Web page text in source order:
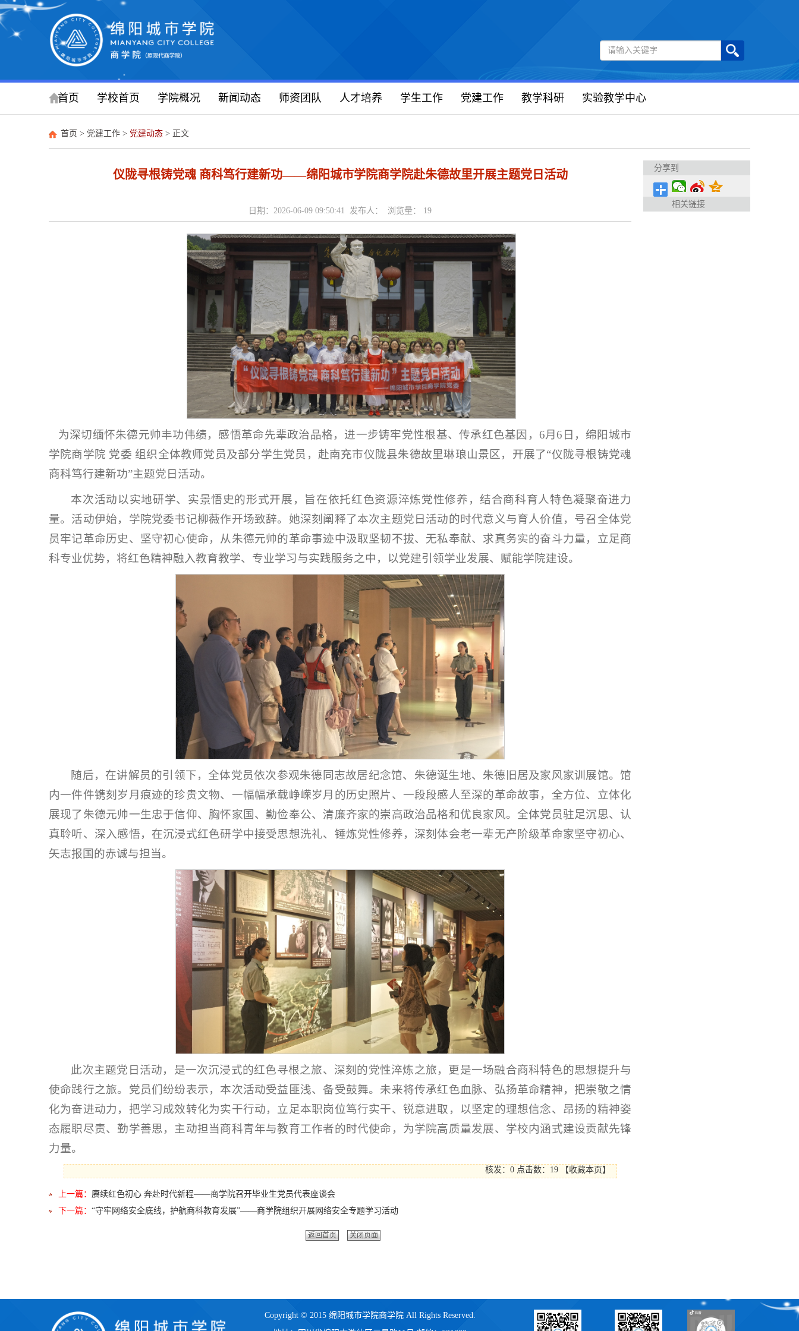
首页 学校首页 学院概况 新闻动态 师资团队 人才培养 学生工作 党建工作 教学科研 实验教学中心
首页 > 党建工作 > 党建动态 > 正文
仪陇寻根铸党魂 商科笃行建新功——绵阳城市学院商学院赴朱德故里开展主题党日活动
日期：2026-06-09 09:50:41 发布人： 浏览量： 19
为深切缅怀朱德元帅丰功伟绩，感悟革命先辈政治品格，进一步铸牢党性根基、传承红色基因，6月6日，绵阳城市
学院商学院 党委 组织全体教师党员及部分学生党员，赴南充市仪陇县朱德故里琳琅山景区，开展了“仪陇寻根铸党魂
商科笃行建新功”主题党日活动。
本次活动以实地研学、实景悟史的形式开展，旨在依托红色资源淬炼党性修养，结合商科育人特色凝聚奋进力
量。活动伊始，学院党委书记柳薇作开场致辞。她深刻阐释了本次主题党日活动的时代意义与育人价值，号召全体党
员牢记革命历史、坚守初心使命，从朱德元帅的革命事迹中汲取坚韧不拔、无私奉献、求真务实的奋斗力量，立足商
科专业优势，将红色精神融入教育教学、专业学习与实践服务之中，以党建引领学业发展、赋能学院建设。
随后，在讲解员的引领下，全体党员依次参观朱德同志故居纪念馆、朱德诞生地、朱德旧居及家风家训展馆。馆
内一件件镌刻岁月痕迹的珍贵文物、一幅幅承载峥嵘岁月的历史照片、一段段感人至深的革命故事，全方位、立体化
展现了朱德元帅一生忠于信仰、胸怀家国、勤俭奉公、清廉齐家的崇高政治品格和优良家风。全体党员驻足沉思、认
真聆听、深入感悟，在沉浸式红色研学中接受思想洗礼、锤炼党性修养，深刻体会老一辈无产阶级革命家坚守初心、
矢志报国的赤诚与担当。
此次主题党日活动，是一次沉浸式的红色寻根之旅、深刻的党性淬炼之旅，更是一场融合商科特色的思想提升与
使命践行之旅。党员们纷纷表示，本次活动受益匪浅、备受鼓舞。未来将传承红色血脉、弘扬革命精神，把崇敬之情
化为奋进动力，把学习成效转化为实干行动，立足本职岗位笃行实干、锐意进取，以坚定的理想信念、昂扬的精神姿
态履职尽责、勤学善思，主动担当商科青年与教育工作者的时代使命，为学院高质量发展、学校内涵式建设贡献先锋
力量。
核发：0 点击数： 19 【收藏本页 】
上一篇： 赓续红色初心 奔赴时代新程——商学院召开毕业生党员代表座谈会
下一篇： “守牢网络安全底线，护航商科教育发展”——商学院组织开展网络安全专题学习活动
返回首页 关闭页面
分享到
相关链接
Copyright © 2015 绵阳城市学院商学院 All Rights Reserved.